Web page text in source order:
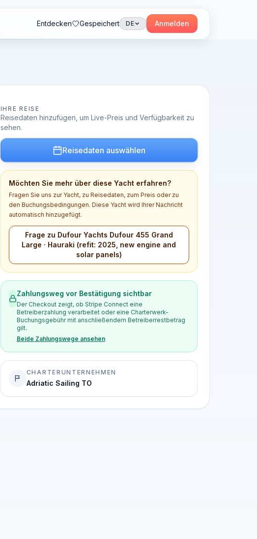
Entdecken Gespeichert DE Anmelden
IHRE REISE
Reisedaten hinzufügen, um Live-Preis und Verfügbarkeit zu
sehen.
Reisedaten auswählen
Möchten Sie mehr über diese Yacht erfahren?
Fragen Sie uns zur Yacht, zu Reisedaten, zum Preis oder zu
den Buchungsbedingungen. Diese Yacht wird Ihrer Nachricht
automatisch hinzugefügt.
Frage zu Dufour Yachts Dufour 455 Grand
Large · Hauraki (refit: 2025, new engine and
solar panels)
Zahlungsweg vor Bestätigung sichtbar
Der Checkout zeigt, ob Stripe Connect eine
Betreiberzahlung verarbeitet oder eine Charterwerk-
Buchungsgebühr mit anschließendem Betreiberrestbetrag
gilt.
Beide Zahlungswege ansehen
CHARTERUNTERNEHMEN
Adriatic Sailing TO